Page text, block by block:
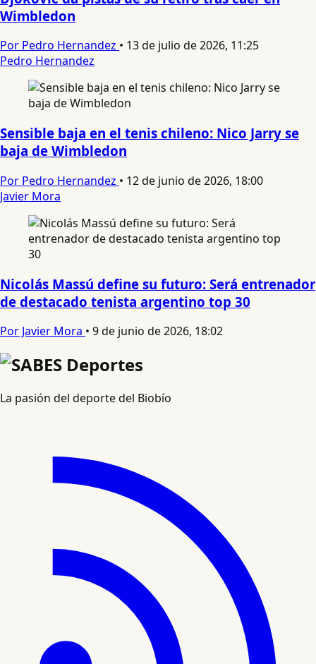
Wimbledon
Por Pedro Hernandez • 13 de julio de 2026, 11:25
Pedro Hernandez
Sensible baja en el tenis chileno: Nico Jarry se
baja de Wimbledon
Por Pedro Hernandez • 12 de junio de 2026, 18:00
Javier Mora
Nicolás Massú define su futuro: Será entrenador
de destacado tenista argentino top 30
Por Javier Mora • 9 de junio de 2026, 18:02
La pasión del deporte del Biobío